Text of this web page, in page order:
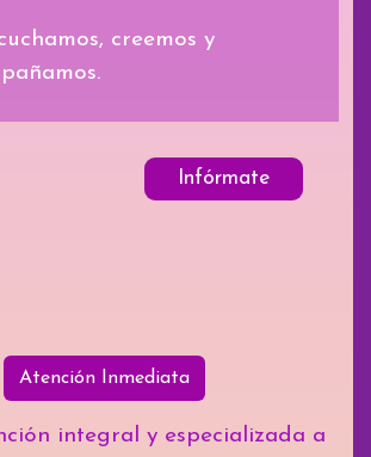
creemos y
Infórmate
Atención Inmediata
integral y especializada a